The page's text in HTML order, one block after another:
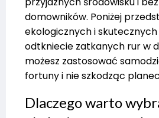
domowników. Poniżej
ekologicznych i
odtkniecie zatkanych rur w
możesz zastosować
fortuny i nie szkodząc
Dlaczego warto